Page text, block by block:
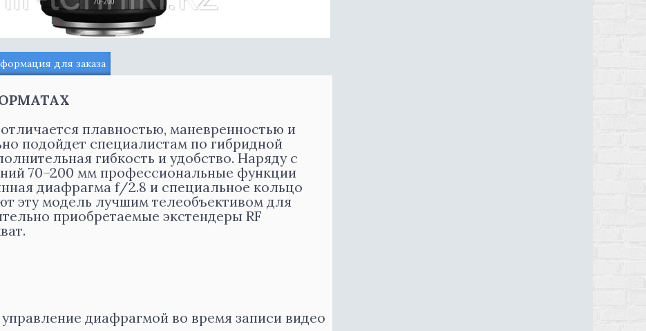
для заказа
плавностью, маневренностью и
подойдет специалистам по гибридной
гибкость и удобство. Наряду с
70–200 мм профессиональные функции
диафрагма f/2.8 и специальное кольцо
эту модель лучшим телеобъективом для
приобретаемые экстендеры RF
диафрагмой во время записи видео